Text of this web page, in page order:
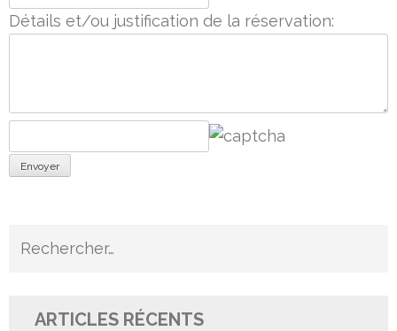
Détails et/ou justification de la réservation:
Envoyer
Rechercher :
ARTICLES RÉCENTS